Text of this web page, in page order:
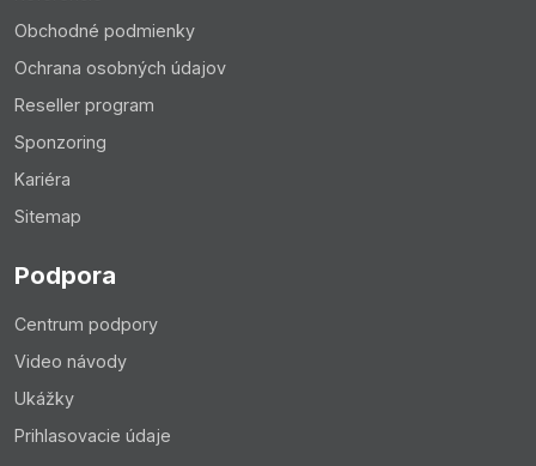
Obchodné podmienky
Ochrana osobných údajov
Reseller program
Sponzoring
Kariéra
Sitemap
Podpora
Centrum podpory
Video návody
Ukážky
Prihlasovacie údaje